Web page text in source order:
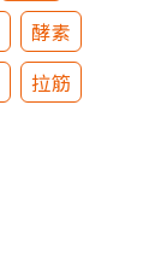
酵素
拉筋